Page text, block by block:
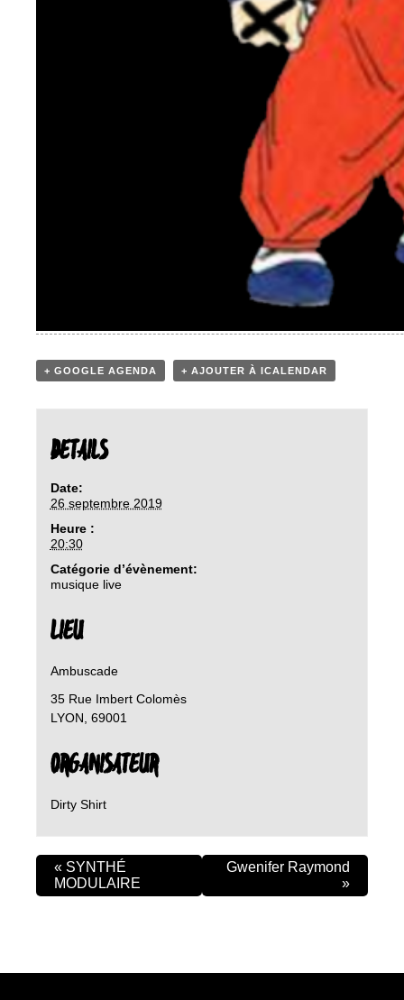
+ GOOGLE AGENDA + AJOUTER À ICALENDAR
DETAILS
Date:
26 septembre 2019
Heure :
20:30
Catégorie d’évènement:
musique live
LIEU
Ambuscade
35 Rue Imbert Colomès
LYON 69001
ORGANISATEUR
Dirty Shirt
« SYNTHÉ
MODULAIRE
Gwenifer Raymond
»